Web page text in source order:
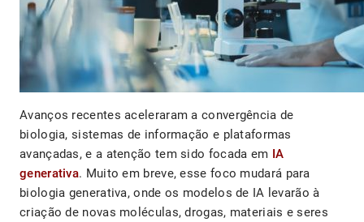
Avanços recentes aceleraram a convergência de
biologia, sistemas de informação e plataformas
avançadas, e a atenção tem sido focada em IA
generativa. Muito em breve, esse foco mudará para
biologia generativa, onde os modelos de IA levarão à
criação de novas moléculas, drogas, materiais e seres